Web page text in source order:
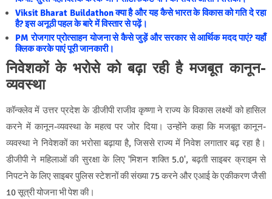
Viksit Bharat Buildathon क्या है और यह कैसे भारत के विकास को गति दे रहा
है? इस अनूठी पहल के बारे में विस्तार से पढ़ें।
PM रोजगार प्रोत्साहन योजना से कैसे जुड़ें और सरकार से आर्थिक मदद पाएं? यहाँ
क्लिक करके पाएं पूरी जानकारी।
निवेशकों के भरोसे को बढ़ा रही है मजबूत कानून-
व्यवस्था
कॉन्क्लेव में उत्तर प्रदेश के डीजीपी राजीव कृष्णा ने राज्य के विकास लक्ष्यों को हासिल
करने में कानून-व्यवस्था के महत्व पर जोर दिया। उन्होंने कहा कि मजबूत कानून-
व्यवस्था ने निवेशकों का भरोसा बढ़ाया है, जिससे राज्य में निवेश लगातार बढ़ रहा है।
डीजीपी ने महिलाओं की सुरक्षा के लिए 'मिशन शक्ति 5.0', बढ़ती साइबर क्राइम से
निपटने के लिए साइबर पुलिस स्टेशनों की संख्या 75 करने और एआई के एकीकरण जैसी
10 सूत्री योजना भी पेश की।